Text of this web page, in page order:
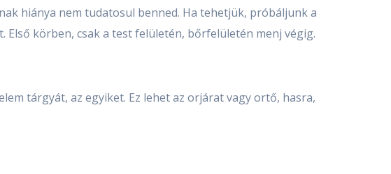
hiánya nem tudatosul benned. Ha tehetjük, próbáljunk a
Első körben, csak a test felületén, bőrfelületén menj végig.
tárgyát, az egyiket. Ez lehet az orjárat vagy ortő, hasra,